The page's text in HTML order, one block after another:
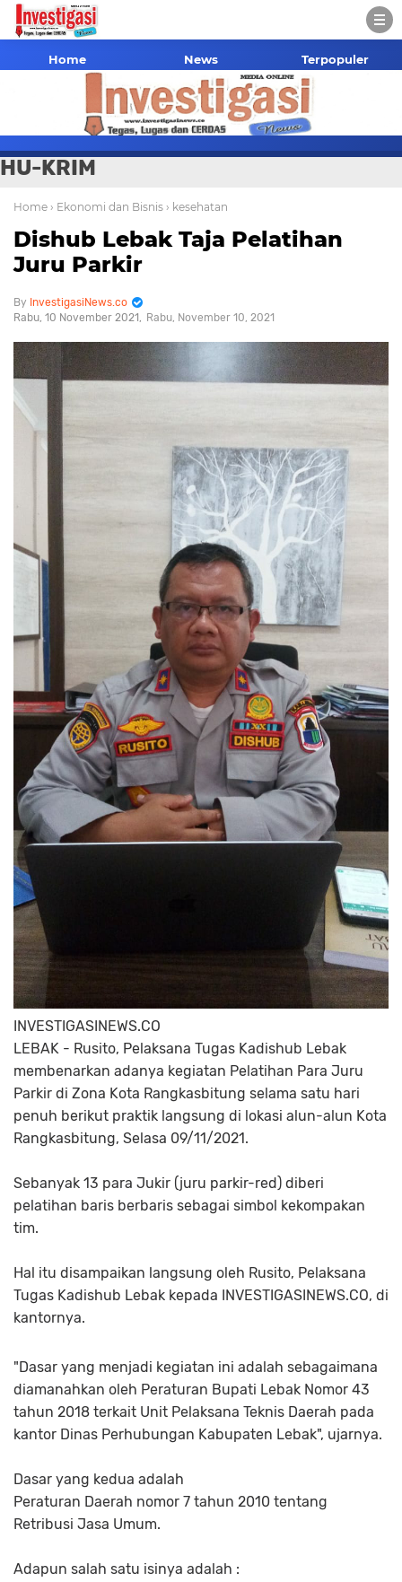
Home News Terpopuler
HU-KRIM
Home › Ekonomi dan Bisnis › kesehatan
Dishub Lebak Taja Pelatihan
Juru Parkir
InvestigasiNews.co
Rabu, 10 November 2021
Rabu, November 10, 2021
INVESTIGASINEWS.CO
LEBAK - Rusito, Pelaksana Tugas Kadishub Lebak
membenarkan adanya kegiatan Pelatihan Para Juru
Parkir di Zona Kota Rangkasbitung selama satu hari
penuh berikut praktik langsung di lokasi alun-alun Kota
Rangkasbitung, Selasa 09/11/2021.
Sebanyak 13 para Jukir (juru parkir-red) diberi
pelatihan baris berbaris sebagai simbol kekompakan
tim.
Hal itu disampaikan langsung oleh Rusito, Pelaksana
Tugas Kadishub Lebak kepada INVESTIGASINEWS.CO, di
kantornya.
"Dasar yang menjadi kegiatan ini adalah sebagaimana
diamanahkan oleh Peraturan Bupati Lebak Nomor 43
tahun 2018 terkait Unit Pelaksana Teknis Daerah pada
kantor Dinas Perhubungan Kabupaten Lebak", ujarnya.
Dasar yang kedua adalah
Peraturan Daerah nomor 7 tahun 2010 tentang
Retribusi Jasa Umum.
Adapun salah satu isinya adalah :